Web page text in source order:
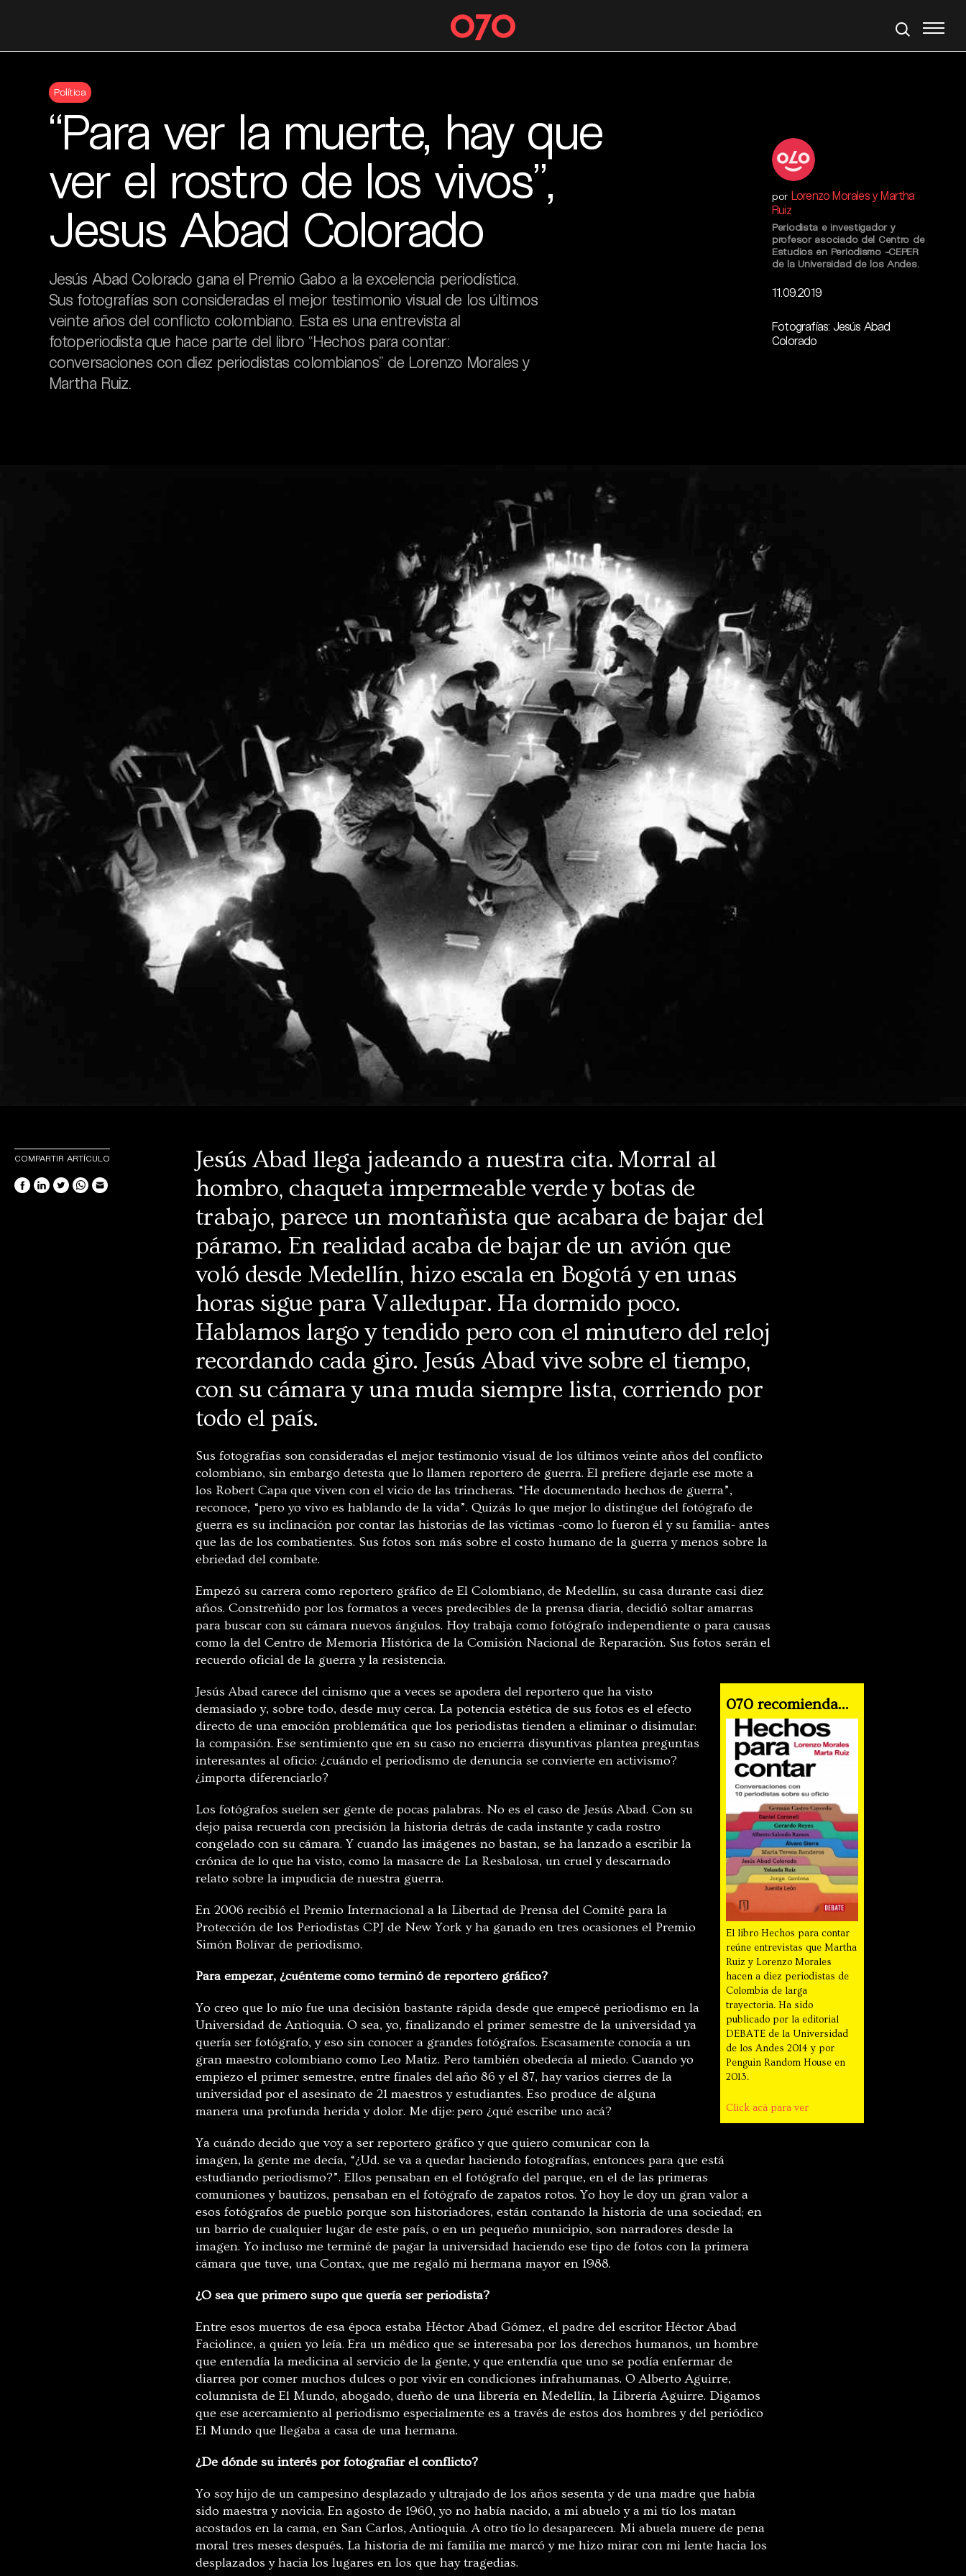
Política
“Para ver la muerte, hay que
ver el rostro de los vivos”,
Jesus Abad Colorado
Jesús Abad Colorado gana el Premio Gabo a la excelencia periodística.
Sus fotografías son consideradas el mejor testimonio visual de los últimos
veinte años del conflicto colombiano. Esta es una entrevista al
fotoperiodista que hace parte del libro “Hechos para contar:
conversaciones con diez periodistas colombianos” de Lorenzo Morales y
Martha Ruiz.
por Lorenzo Morales y Martha
Ruiz
Periodista e investigador y
profesor asociado del Centro de
Estudios en Periodismo -CEPER
de la Universidad de los Andes.
11.09.2019
Fotografías: Jesús Abad
Colorado
Jesús Abad llega jadeando a nuestra cita. Morral al
hombro, chaqueta impermeable verde y botas de
trabajo, parece un montañista que acabara de bajar del
páramo. En realidad acaba de bajar de un avión que
voló desde Medellín, hizo escala en Bogotá y en unas
horas sigue para Valledupar. Ha dormido poco.
Hablamos largo y tendido pero con el minutero del reloj
recordando cada giro. Jesús Abad vive sobre el tiempo,
con su cámara y una muda siempre lista, corriendo por
todo el país.
Sus fotografías son consideradas el mejor testimonio visual de los últimos veinte años del conflicto
colombiano, sin embargo detesta que lo llamen reportero de guerra. El prefiere dejarle ese mote a
los Robert Capaque viven con el vicio de las trincheras. “He documentado hechos de guerra”,
reconoce, “pero yo vivo es hablando de la vida”. Quizás lo que mejor lo distingue del fotógrafo de
guerra es su inclinación por contar las historias de las víctimas -como lo fueronél y su familia- antes
que las de los combatientes. Sus fotos son más sobre el costo humano de la guerra y menos sobre la
ebriedad del combate.
Empezó su carrera como reportero gráfico de El Colombiano, de Medellín, su casa durante casi diez
años. Constreñido por los formatos a veces predecibles de la prensa diaria, decidió soltar amarras
para buscar con su cámara nuevos ángulos. Hoy trabaja como fotógrafo independiente o para causas
como la del Centro de Memoria Histórica de la Comisión Nacional de Reparación. Sus fotos serán el
recuerdo oficial de la guerra y la resistencia.
070 recomienda...
El libro Hechos para contar
reúne entrevistas que Martha
Ruiz y Lorenzo Morales
hacen a diez periodistas de
Colombia de larga
trayectoria. Ha sido
publicado por la editorial
DEBATE de la Universidad
de los Andes 2014 y por
Penguin Random House en
2013.
Click acá para ver
Jesús Abad carece del cinismo que a veces se apodera del reportero que ha visto
demasiado y, sobre todo, desde muy cerca. La potencia estética de sus fotos es el efecto
directo de una emoción problemática que los periodistas tienden a eliminar o disimular:
la compasión. Ese sentimiento que en su caso no encierra disyuntivas plantea preguntas
interesantes al oficio: ¿cuándo el periodismo de denuncia se convierte en activismo?
¿importa diferenciarlo?
Los fotógrafos suelen ser gente de pocas palabras. No es el caso de Jesús Abad. Con su
dejo paisa recuerda con precisión la historia detrás de cada instante y cada rostro
congelado con su cámara. Y cuando las imágenes no bastan, se ha lanzado a escribir la
crónica de lo que ha visto, como la masacre de La Resbalosa, un cruel y descarnado
relato sobre la impudicia de nuestra guerra.
En 2006 recibió el Premio Internacional a la Libertad de Prensa del Comité para la
Protección de los Periodistas CPJ de New York y ha ganado en tres ocasiones el Premio
Simón Bolívar de periodismo.
Para empezar, ¿cuéntemecomo terminó de reportero gráfico?
Yo creo que lo mío fue una decisión bastante rápida desde que empecé periodismo en la
Universidad de Antioquia. O sea, yo, finalizando el primer semestre de la universidadya
queríaser fotógrafo, y eso sin conocer a grandes fotógrafos. Escasamente conocía a un
gran maestro colombiano como Leo Matiz. Pero también obedecía al miedo. Cuando yo
empiezo el primer semestre, entre finales delaño 86 y el 87, hay varios cierres de la
universidadpor el asesinato de 21 maestros y estudiantes. Eso produce de alguna
manera una profunda herida y dolor. Me dije: pero ¿qué escribe uno acá?
Ya cuándo decido que voy a ser reportero gráfico y que quiero comunicar con la
imagen, la gente me decía, “¿Ud. se va a quedar haciendo fotografías, entonces para que está
estudiando periodismo?”. Ellos pensaban en el fotógrafo del parque, en el de las primeras
comuniones y bautizos, pensaban en el fotógrafo de zapatos rotos. Yo hoy le doy un gran valor a
esos fotógrafos de pueblo porque son historiadores, están contando la historia de una sociedad; en
un barrio de cualquier lugar de este país, o en un pequeño municipio, son narradores desde la
imagen. Yo incluso me terminé de pagar la universidad haciendo ese tipo de fotos con la primera
cámara que tuve, una Contax, que me regaló mi hermana mayor en 1988.
¿O sea que primero supo que quería ser periodista?
Entre esos muertos de esa época estaba Héctor Abad Gómez, el padre del escritor Héctor Abad
Faciolince, a quien yo leía. Era un médico que se interesaba por los derechos humanos, un hombre
que entendía la medicina al servicio de la gente, y que entendía que uno se podía enfermar de
diarrea por comer muchos dulces o por viviren condiciones infrahumanas. O Alberto Aguirre,
columnista de El Mundo, abogado, dueño de una librería en Medellín, la Librería Aguirre. Digamos
que ese acercamiento al periodismo especialmente es a través de estos dos hombres y del periódico
El Mundo que llegaba a casa de una hermana.
¿De dónde su interés por fotografiar el conflicto?
Yo soyhijo de un campesino desplazado yultrajado de los años sesenta y de una madre que había
sido maestra y novicia. En agosto de 1960, yo no había nacido, a mi abuelo y a mi tío los matan
acostados en la cama, en San Carlos, Antioquia. A otro tío lo desaparecen. Mi abuela muere de pena
moral tres meses después. La historia de mi familiame marcó y me hizo mirar con mi lente hacia los
desplazados y hacia los lugares en los que hay tragedias.
COMPARTIR ARTÍCULO